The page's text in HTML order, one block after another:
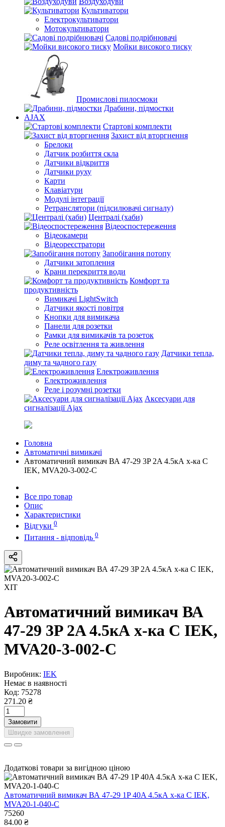
Культиватори
Електрокультиватори
Мотокультиватори
Садові подрібнювачі
Мойки високого тиску
Промислові пилосмоки
Драбини, підмостки
AJAX
Стартові комплекти
Захист від вторгнення
Брелоки
Датчик розбиття скла
Датчики відкриття
Датчики руху
Карти
Клавіатури
Модулі інтеграції
Ретранслятори (підсилювачі сигналу)
Централі (хаби)
Відеоспостереження
Відеокамери
Відеореєстратори
Запобігання потопу
Датчики затоплення
Крани перекриття води
Комфорт та
продуктивність
Вимикачі LightSwitch
Датчики якості повітря
Кнопки для вимикача
Панели для розетки
Рамки для вимикачів та розеток
Реле освітлення та живлення
Датчики тепла,
диму та чадного газу
Електроживлення
Електроживлення
Реле і розумні розетки
Аксесуари для
сигналізації Ajax
Головна
Автоматичні вимикачі
Автоматичний вимикач ВА 47-29 3P 2A 4.5кА х-ка C
IEK, MVA20-3-002-C
Все про товар
Опис
Характеристики
Відгуки 0
Питання - відповідь 0
ХІТ
Автоматичний вимикач ВА
47-29 3P 2A 4.5кА х-ка C IEK,
MVA20-3-002-C
Виробник: IEK
Немає в наявності
Код: 75278
271.20 ₴
Замовити
Швидке замовлення
Додаткові товари за вигідною ціною
Автоматичний вимикач ВА 47-29 1P 40A 4.5кА х-ка C IEK,
MVA20-1-040-C
75260
84.00 ₴